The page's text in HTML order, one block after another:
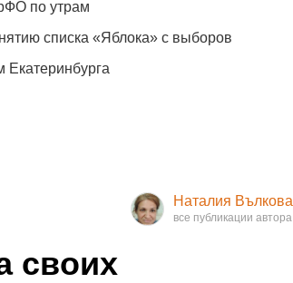
по утрам
списка «Яблока» с выборов
Наталия Вълкова
своих